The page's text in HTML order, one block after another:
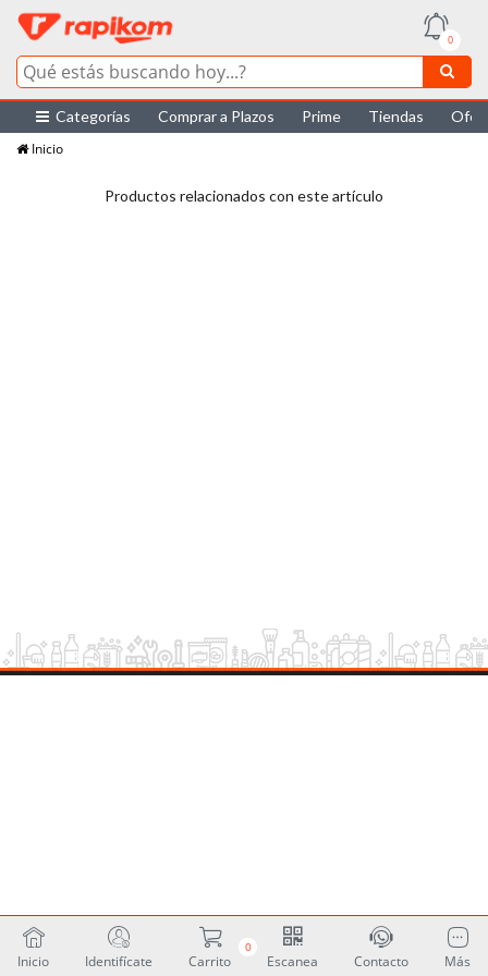
0
Categorías Comprar a Plazos Prime Tiendas
Inicio
Productos relacionados con este artículo
Inicio Identifícate
0
Carrito Escanea Contacto Más